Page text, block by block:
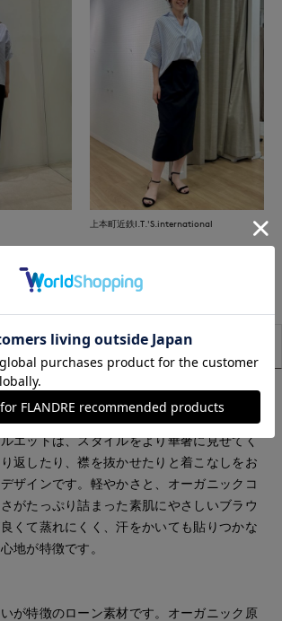
上本町近鉄I.T.'S.international
サイズ詳細 購入レビュー
ルオーバーシャツ。抜け感のある襟デザイ
エットは、スタイルをより華奢に見せてく
返したり、襟を抜かせたりと着こなしをお
ザインです。軽やかさと、オーガニックコ
がたっぷり詰まった素肌にやさしいブラウ
くて蒸れにくく、汗をかいても貼りつかな
地が特徴です。
が特徴のローン素材です。オーガニック原